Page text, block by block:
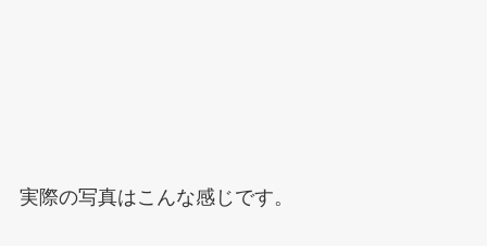
実際の写真はこんな感じです。